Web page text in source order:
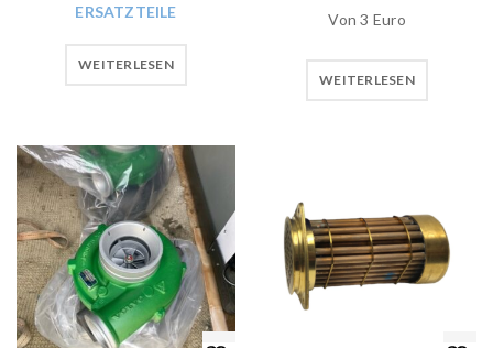
ERSATZTEILE
WEITERLESEN
Von 3 Euro
WEITERLESEN